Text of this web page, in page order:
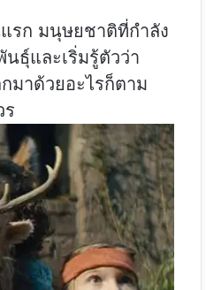
แรก มนุษยชาติที่กำลัง
ธุ์และเริ่มรู้ตัวว่า
มาด้วยอะไรก็ตาม
ร